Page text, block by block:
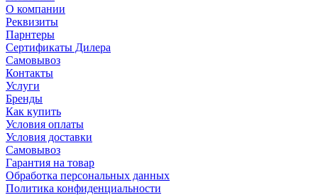
О компании
Реквизиты
Парнтеры
Сертификаты Дилера
Самовывоз
Контакты
Услуги
Бренды
Как купить
Условия оплаты
Условия доставки
Самовывоз
Гарантия на товар
Обработка персональных данных
Политика конфиденциальности